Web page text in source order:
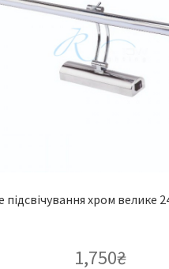
хром велике
1,750₴